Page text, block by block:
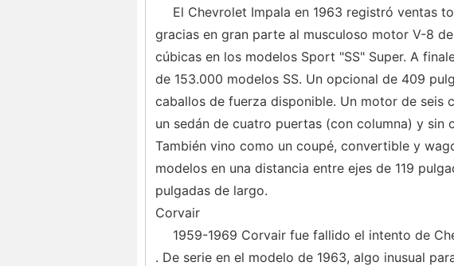
El Chevrolet Impala en 1963 registró ventas
gracias en gran parte al musculoso motor V-8
cúbicas en los modelos Sport "SS" Super. A
de 153.000 modelos SS. Un opcional de 409
caballos de fuerza disponible. Un motor de seis
un sedán de cuatro puertas (con columna) y sin
También vino como un coupé, convertible y
modelos en una distancia entre ejes de 119
pulgadas de largo.
Corvair
1959-1969 Corvair fue fallido el intento de
. De serie en el modelo de 1963, algo inusual